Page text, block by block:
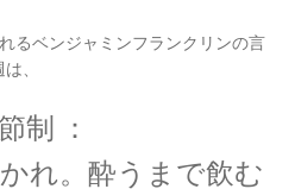
膨張宇宙論を論じ
た】
るベンジャミンフランクリンの言
、
制 ：
れ。酔うまで飲む